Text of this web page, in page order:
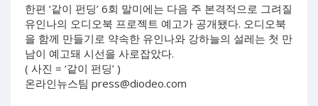
한편 ‘같이 펀딩’ 6회 말미에는 다음 주 본격적으로 그려질
유인나의 오디오북 프로젝트 예고가 공개됐다. 오디오북
을 함께 만들기로 약속한 유인나와 강하늘의 설레는 첫 만
남이 예고돼 시선을 사로잡았다.
( 사진 = ‘같이 펀딩’ )
온라인뉴스팀 press@diodeo.com